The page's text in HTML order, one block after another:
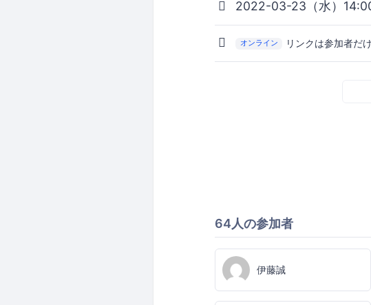
2022-03-23（水）
オンライン リンクは参加者だ
64人の参加者
伊藤誠